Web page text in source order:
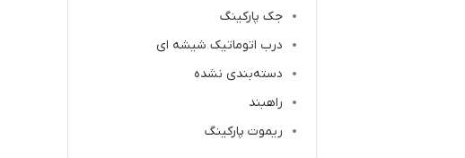
جک پارکینگ
درب اتوماتیک شیشه ای
دسته‌بندی نشده
راهبند
ریموت پارکینگ